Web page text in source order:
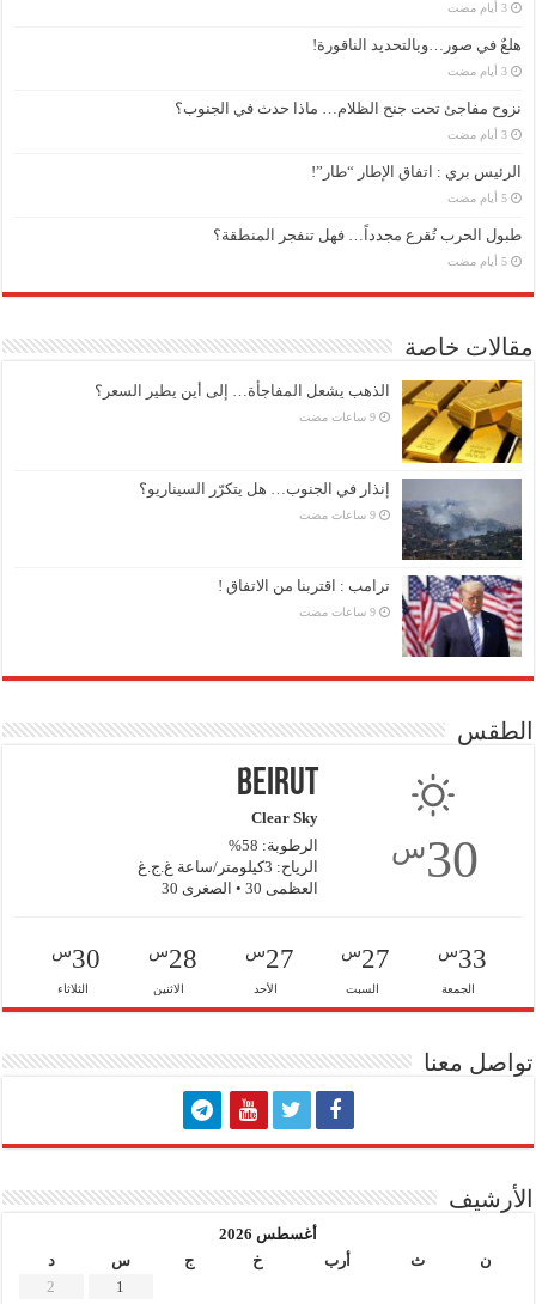
‏3 أيام مضت
هلعٌ في صور…وبالتحديد الناقورة!
‏3 أيام مضت
نزوح مفاجئ تحت جنح الظلام… ماذا حدث في الجنوب؟
‏3 أيام مضت
الرئيس بري : اتفاق الإطار “طار”!
‏5 أيام مضت
طبول الحرب تُقرع مجدداً… فهل تنفجر المنطقة؟
‏5 أيام مضت
مقالات خاصة
الذهب يشعل المفاجأة… إلى أين يطير السعر؟
‏9 ساعات مضت
إنذار في الجنوب… هل يتكرّر السيناريو؟
‏9 ساعات مضت
ترامب : اقتربنا من الاتفاق !
‏9 ساعات مضت
الطقس
30س
Beirut
Clear Sky
الرطوبة: 58%
الرياح: 3كيلومتر/ساعة غ.ج.غ
العظمى 30 • الصغرى 30
33س
الجمعة
27س
السبت
27س
الأحد
28س
الاثنين
30س
الثلاثاء
تواصل معنا
الأرشيف
أغسطس 2026
ن
ث أرب خ ج س
د
1
2